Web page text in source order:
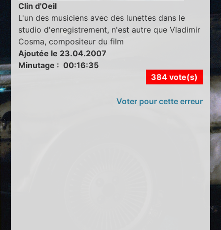
Clin d'Oeil
L'un des musiciens avec des lunettes dans le
studio d'enregistrement, n'est autre que Vladimir
Cosma, compositeur du film
Ajoutée le 23.04.2007
Minutage : 00:16:35
384 vote(s)
Voter pour cette erreur